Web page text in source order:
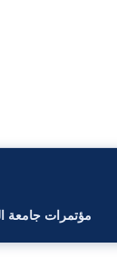
مؤتمرات جامعة